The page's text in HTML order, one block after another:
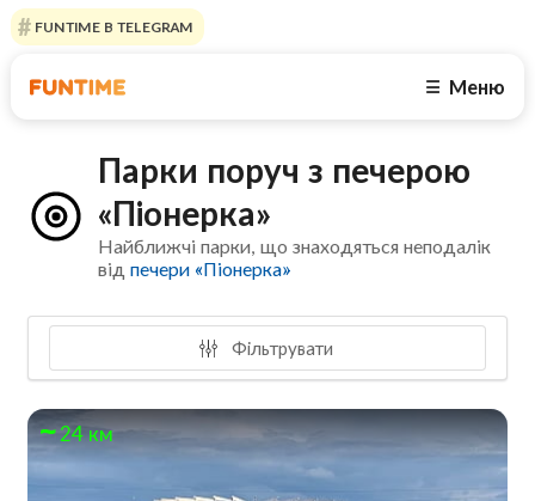
FUNTIME В TELEGRAM
☰ Меню
Парки поруч з печерою
«Піонерка»
Найближчі парки, що знаходяться неподалік
відпечери «Піонерка»
Фільтрувати
24 км